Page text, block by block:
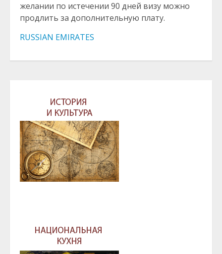
желании по истечении 90 дней визу можно
продлить за дополнительную плату.
RUSSIAN EMIRATES